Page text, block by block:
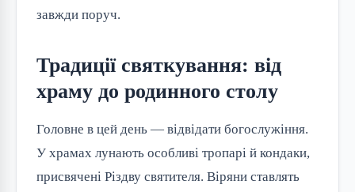
завжди поруч.
Традиції святкування: від
храму до родинного столу
Головне в цей день — відвідати богослужіння.
У храмах лунають особливі тропарі й кондаки,
присвячені Різдву святителя. Віряни ставлять